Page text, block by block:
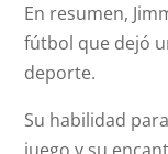
En resumen,
fútbol que dejó
deporte.
Su habilidad